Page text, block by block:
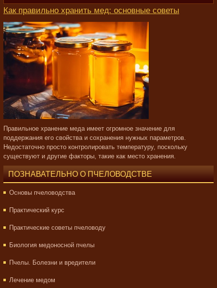
Как правильно хранить мед: основные советы
Правильное хранение меда имеет огромное значение для
поддержания его свойства и сохранения нужных параметров.
Недостаточно просто контролировать температуру, поскольку
существуют и другие факторы, такие как место хранения.
ПОЗНАВАТЕЛЬНО О ПЧЕЛОВОДСТВЕ
Основы пчеловодства
Практический курс
Практические советы пчеловоду
Биология медоносной пчелы
Пчелы. Болезни и вредители
Лечение медом